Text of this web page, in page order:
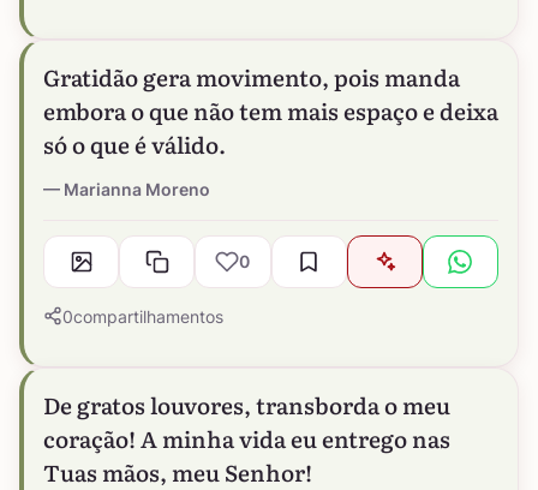
Gratidão gera movimento, pois manda
embora o que não tem mais espaço e deixa
só o que é válido.
Marianna Moreno
0
0compartilhamentos
De gratos louvores, transborda o meu
coração! A minha vida eu entrego nas
Tuas mãos, meu Senhor!